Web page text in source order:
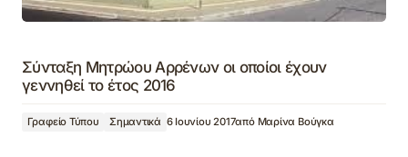
Σύνταξη Mητρώου Αρρένων οι οποίοι έχουν
γεννηθεί το έτος 2016
Γραφείο Τύπου Σημαντικά 6 Ιουνίου 2017από Μαρίνα Βούγκα